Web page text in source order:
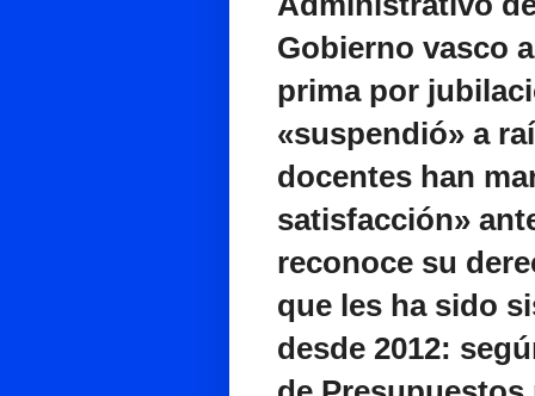
Gobierno vasco
prima por
«suspendió» a
docentes han
satisfacción»
reconoce su
que les ha sido
desde 2012: